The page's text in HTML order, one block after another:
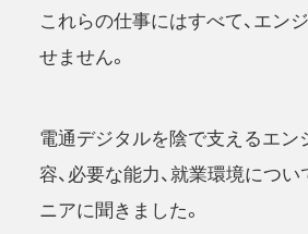
これらの仕事にはすべて、エン
せません。
電通デジタルを陰で支えるエン
容、必要な能力、就業環境につ
ニアに聞きました。